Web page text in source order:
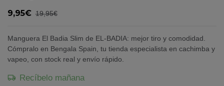
9,95€ 19,95€
Manguera El Badia Slim de EL-BADIA: mejor tiro y comodidad.
Cómpralo en Bengala Spain, tu tienda especialista en cachimba y
vapeo, con stock real y envío rápido.
Recíbelo mañana